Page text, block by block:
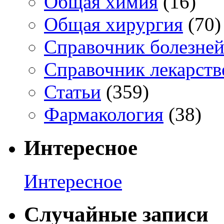
Общая хирургия (70)
Справочник болезней
Справочник
Статьи (359)
Фармакология (38)
Интересное
Интересное
Случайные записи